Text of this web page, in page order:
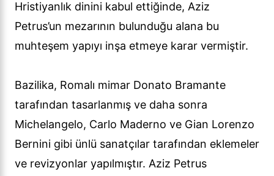
Hristiyanlık dinini kabul ettiğinde, Aziz
Petrus’un mezarının bulunduğu alana bu
muhteşem yapıyı inşa etmeye karar vermiştir.
Bazilika, Romalı mimar Donato Bramante
tarafından tasarlanmış ve daha sonra
Michelangelo, Carlo Maderno ve Gian Lorenzo
Bernini gibi ünlü sanatçılar tarafından eklemeler
ve revizyonlar yapılmıştır. Aziz Petrus